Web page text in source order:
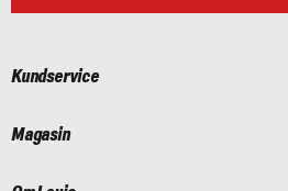
Kundservice
Magasin